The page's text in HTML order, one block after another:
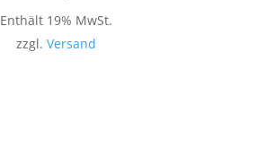
Enthält 19% MwSt.
zzgl. Versand